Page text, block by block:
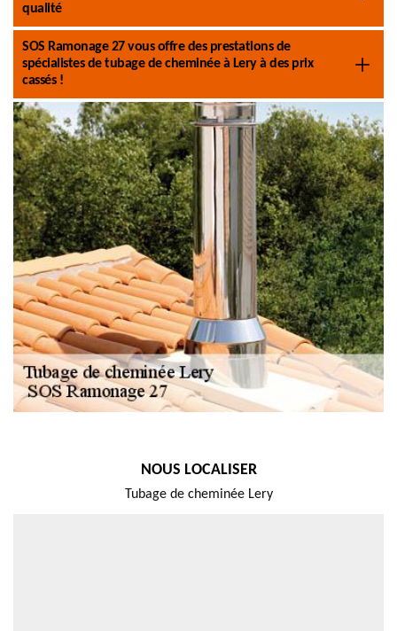
qualité
SOS Ramonage 27 vous offre des prestations de
spécialistes de tubage de cheminée à Lery à des prix
cassés !
NOUS LOCALISER
Tubage de cheminée Lery